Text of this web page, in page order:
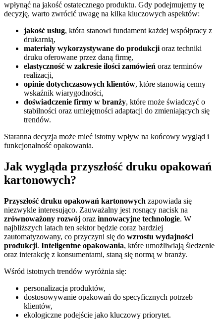
wpłynąć na jakość ostatecznego produktu. Gdy podejmujemy tę
decyzję, warto zwrócić uwagę na kilka kluczowych aspektów:
jakość usług, która stanowi fundament każdej współpracy z
drukarnią,
materiały wykorzystywane do produkcjioraz techniki
druku oferowane przez daną firmę,
elastyczność w zakresie ilości zamówień oraz terminów
realizacji,
opinie dotychczasowych klientów, które stanowią cenny
wskaźnik wiarygodności,
doświadczenie firmy w branży, które może świadczyć o
stabilności oraz umiejętności adaptacji do zmieniających się
trendów.
Staranna decyzja może mieć istotny wpływ na końcowy wygląd i
funkcjonalność opakowania.
Jak wygląda przyszłość druku opakowań
kartonowych?
Przyszłość druku opakowań kartonowych zapowiada się
niezwykle interesująco. Zauważalny jest rosnący nacisk na
zrównoważony rozwój oraz innowacyjne technologie. W
najbliższych latach ten sektor będzie coraz bardziej
zautomatyzowany, co przyczyni się do wzrostu wydajności
produkcji. Inteligentne opakowania, które umożliwiają śledzenie
oraz interakcję z konsumentami, staną się normą w branży.
Wśród istotnych trendów wyróżnia się:
personalizacja produktów,
dostosowywanie opakowań do specyficznych potrzeb
klientów,
ekologiczne podejście jako kluczowy priorytet.